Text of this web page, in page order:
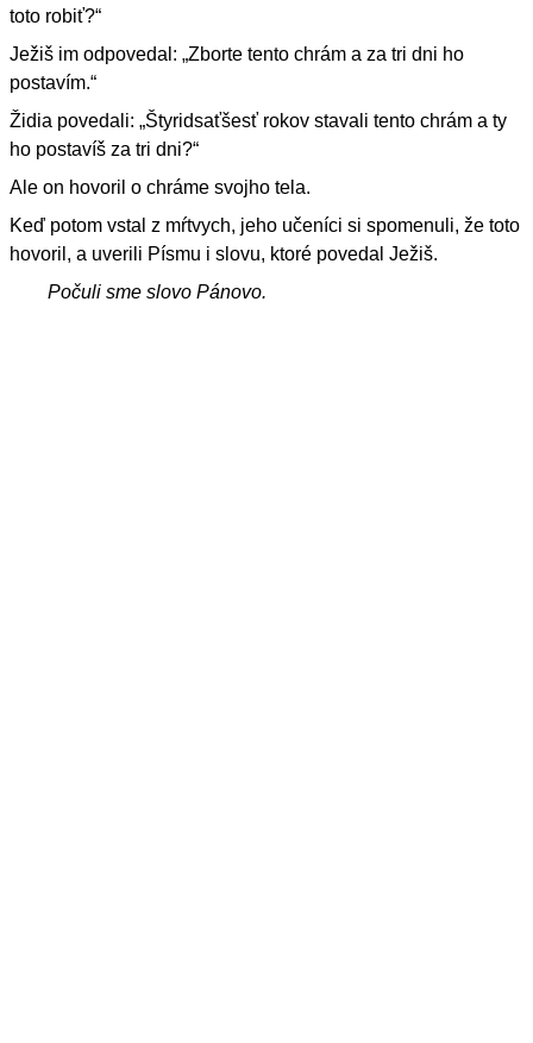
toto robiť?“
Ježiš im odpovedal: „Zborte tento chrám a za tri dni ho
postavím.“
Židia povedali: „Štyridsaťšesť rokov stavali tento chrám a ty
ho postavíš za tri dni?“
Ale on hovoril o chráme svojho tela.
Keď potom vstal z mŕtvych, jeho učeníci si spomenuli, že toto
hovoril, a uverili Písmu i slovu, ktoré povedal Ježiš.
Počuli sme slovo Pánovo.